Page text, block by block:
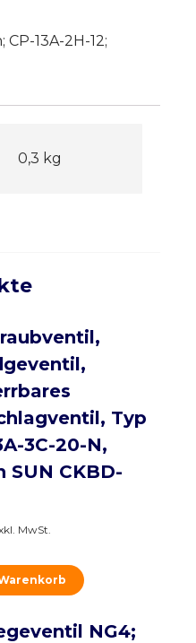
13A-2H-12;
0,3 kg
Typ
3C-20-N,
SUN CKBD-
MwSt.
NG4;